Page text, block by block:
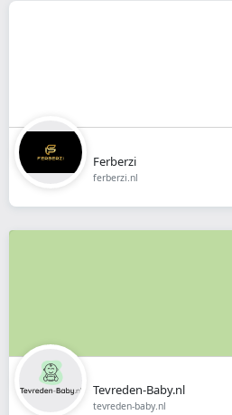
Ferberzi
ferberzi.nl
Tevreden-Baby.nl
tevreden-baby.nl